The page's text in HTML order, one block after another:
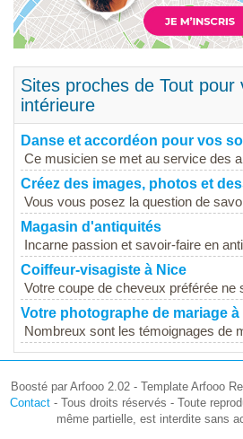
Sites proches de Tout pour
intérieure
Danse et accordéon pour vos
Ce musicien se met au service des
Créez des images, photos et
Vous vous posez la question de
Magasin d'antiquités
Incarne passion et savoir-faire en
Coiffeur-visagiste à Nice
Votre coupe de cheveux préférée ne
Votre photographe de mariage à
Nombreux sont les témoignages de
Boosté par Arfooo 2.02 - Template Arfooo
Contact- Tous droits réservés - Toute
même partielle, est interdite sans